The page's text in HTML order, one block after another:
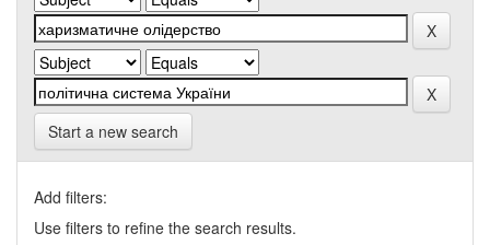
Start a new search
Add filters:
Use filters to refine the search results.